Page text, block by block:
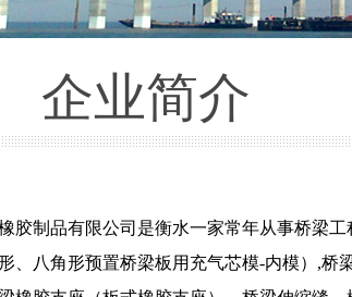
企业简介
胶制品有限公司是衡水一家常年从事桥梁
、八角形预置桥梁板用充气芯模-内模）,